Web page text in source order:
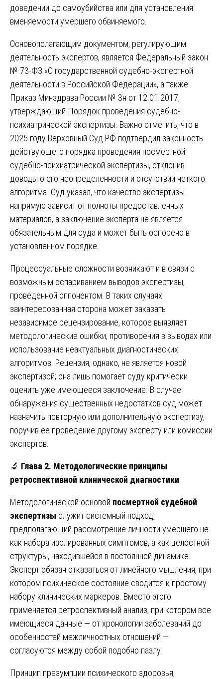
доведении до самоубийства или для установления
вменяемости умершего обвиняемого.
Основополагающим документом, регулирующим
деятельность экспертов, является Федеральный закон
№ 73-ФЗ «О государственной судебно-экспертной
деятельности в Российской Федерации», а также
Приказ Минздрава России № 3н от 12.01.2017,
утверждающий Порядок проведения судебно-
психиатрической экспертизы. Важно отметить, что в
2025 году Верховный Суд РФ подтвердил законность
действующего порядка проведения посмертной
судебно-психиатрической экспертизы, отклонив
доводы о его неопределенности и отсутствии четкого
алгоритма. Суд указал, что качество экспертизы
напрямую зависит от полноты предоставленных
материалов, а заключение эксперта не является
обязательным для суда и может быть оспорено в
установленном порядке.
Процессуальные сложности возникают и в связи с
возможным оспариванием выводов экспертизы,
проведенной оппонентом. В таких случаях
заинтересованная сторона может заказать
независимое рецензирование, которое выявляет
методологические ошибки, противоречия в выводах или
использование неактуальных диагностических
алгоритмов. Рецензия, однако, не является новой
экспертизой; она лишь помогает суду критически
оценить уже имеющееся заключение. В случае
обнаружения существенных недостатков суд может
назначить повторную или дополнительную экспертизу,
поручив ее проведение другому эксперту или комиссии
экспертов.
🔬 Глава 2. Методологические принципы
ретроспективной клинической диагностики
Методологической основой посмертной судебной
экспертизы служит системный подход,
предполагающий рассмотрение личности умершего не
как набора изолированных симптомов, а как целостной
структуры, находившейся в постоянной динамике.
Эксперт обязан отказаться от линейного мышления, при
котором психическое состояние сводится к простому
набору клинических маркеров. Вместо этого
применяется ретроспективный анализ, при котором все
имеющиеся данные — от хронологии заболеваний до
особенностей межличностных отношений —
согласуются между собой подобно пазлу.
Принцип презумпции психического здоровья,